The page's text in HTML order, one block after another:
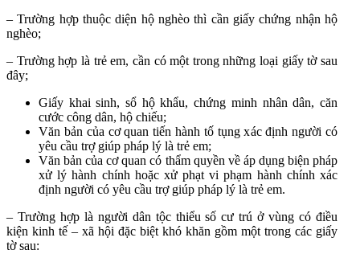
– Trường hợp thuộc diện hộ nghèo thì cần giấy chứng nhận hộ
nghèo;
– Trường hợp là trẻ em, cần có một trong những loại giấy tờ sau
đây;
Giấy khai sinh, sổ hộ khẩu, chứng minh nhân dân, căn
cước công dân, hộ chiếu;
Văn bản của cơ quan tiến hành tố tụng xác định người có
yêu cầu trợ giúp pháp lý là trẻ em;
Văn bản của cơ quan có thẩm quyền về áp dụng biện pháp
xử lý hành chính hoặc xử phạt vi phạm hành chính xác
định người có yêu cầu trợ giúp pháp lý là trẻ em.
– Trường hợp là người dân tộc thiểu số cư trú ở vùng có điều
kiện kinh tế – xã hội đặc biệt khó khăn gồm một trong các giấy
tờ sau: